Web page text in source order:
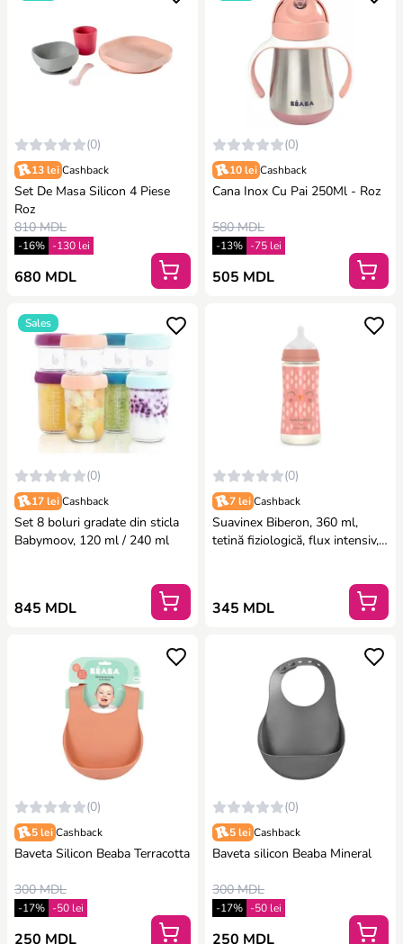
(0)
13 lei Cashback
Set De Masa Silicon 4 Piese
Roz
810 MDL
-16% -130 lei
680 MDL
(0)
10 lei Cashback
Cana Inox Cu Pai 250Ml - Roz
580 MDL
-13% -75 lei
505 MDL
Sales
(0)
17 lei Cashback
Set 8 boluri gradate din sticla
Babymoov, 120 ml / 240 ml
845 MDL
(0)
7 lei Cashback
Suavinex Biberon, 360 ml,
tetină fiziologică, flux intensiv,
345 MDL
(0)
5 lei Cashback
Baveta Silicon Beaba Terracotta
300 MDL
-17% -50 lei
250 MDL
(0)
5 lei Cashback
Baveta silicon Beaba Mineral
300 MDL
-17% -50 lei
250 MDL